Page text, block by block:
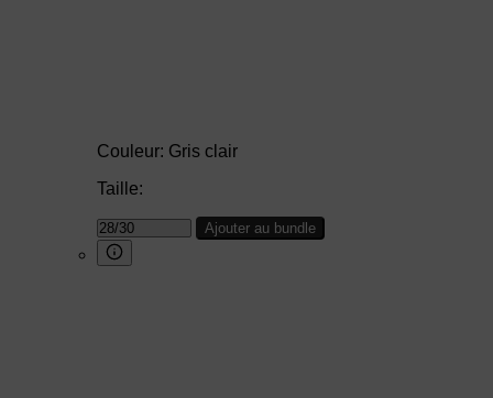
Couleur: Gris clair
Taille:
Ajouter au bundle